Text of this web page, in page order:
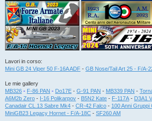
Lavori in corso:
Mini GB 24 Viper 50 F-16A ADF - GB Nose/Tail Art 25 - F/A-
Le mie gallery
MB326 - F-86 PAN - Do17E - G-91 PAN - MB339 PAN -
A6M2b Zero - I-16 Polikarpov - B5N2 Kate - F-117A - D3A1
Canadair CL.13 Sabre Mk4 - CR-42 Falco - 100 Anni
MiniGB23 Legacy Hornet - F/A-18C - SF260 AM